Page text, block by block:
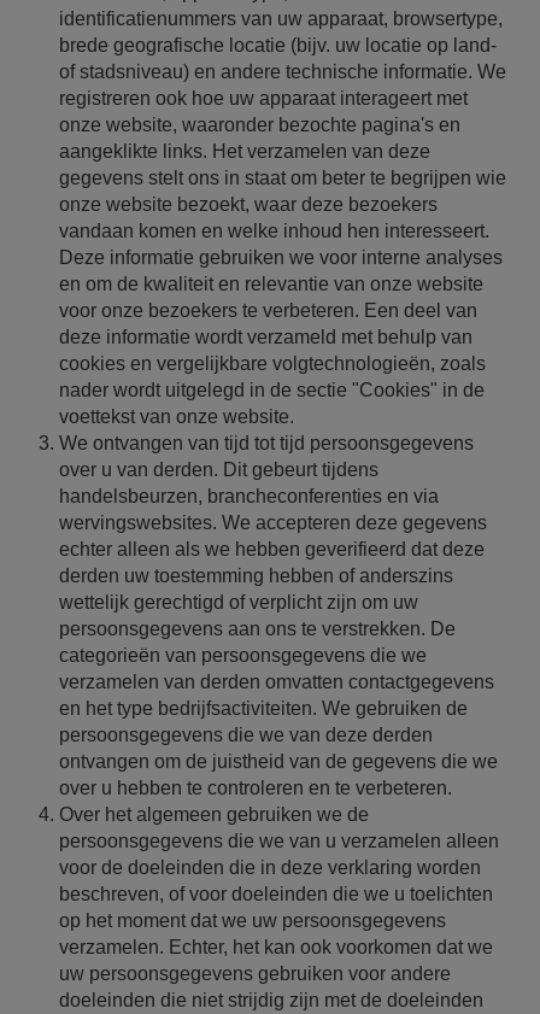
identificatienummers van uw apparaat, browsertype,
brede geografische locatie (bijv. uw locatie op land-
of stadsniveau) en andere technische informatie. We
registreren ook hoe uw apparaat interageert met
onze website, waaronder bezochte pagina's en
aangeklikte links. Het verzamelen van deze
gegevens stelt ons in staat om beter te begrijpen wie
onze website bezoekt, waar deze bezoekers
vandaan komen en welke inhoud hen interesseert.
Deze informatie gebruiken we voor interne analyses
en om de kwaliteit en relevantie van onze website
voor onze bezoekers te verbeteren. Een deel van
deze informatie wordt verzameld met behulp van
cookies en vergelijkbare volgtechnologieën, zoals
nader wordt uitgelegd in de sectie "Cookies" in de
voettekst van onze website.
We ontvangen van tijd tot tijd persoonsgegevens
over u van derden. Dit gebeurt tijdens
handelsbeurzen, brancheconferenties en via
wervingswebsites. We accepteren deze gegevens
echter alleen als we hebben geverifieerd dat deze
derden uw toestemming hebben of anderszins
wettelijk gerechtigd of verplicht zijn om uw
persoonsgegevens aan ons te verstrekken. De
categorieën van persoonsgegevens die we
verzamelen van derden omvatten contactgegevens
en het type bedrijfsactiviteiten. We gebruiken de
persoonsgegevens die we van deze derden
ontvangen om de juistheid van de gegevens die we
over u hebben te controleren en te verbeteren.
Over het algemeen gebruiken we de
persoonsgegevens die we van u verzamelen alleen
voor de doeleinden die in deze verklaring worden
beschreven, of voor doeleinden die we u toelichten
op het moment dat we uw persoonsgegevens
verzamelen. Echter, het kan ook voorkomen dat we
uw persoonsgegevens gebruiken voor andere
doeleinden die niet strijdig zijn met de doeleinden